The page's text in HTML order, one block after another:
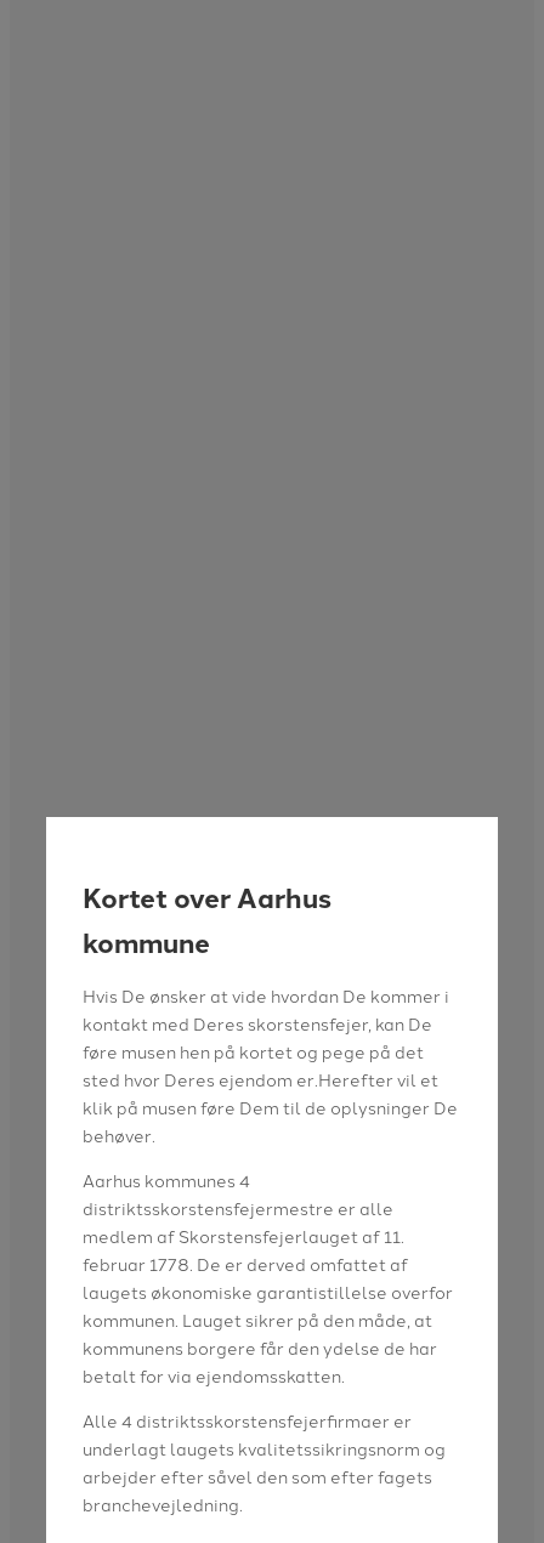
Kortet over Aarhus
kommune
Hvis De ønsker at vide hvordan De kommer i
kontakt med Deres skorstensfejer, kan De
føre musen hen på kortet og pege på det
sted hvor Deres ejendom er.Herefter vil et
klik på musen føre Dem til de oplysninger De
behøver.
Aarhus kommunes 4
distriktsskorstensfejermestre er alle
medlem af Skorstensfejerlauget af 11.
februar 1778. De er derved omfattet af
laugets økonomiske garantistillelse overfor
kommunen. Lauget sikrer på den måde, at
kommunens borgere får den ydelse de har
betalt for via ejendomsskatten.
Alle 4 distriktsskorstensfejerfirmaer er
underlagt laugets kvalitetssikringsnorm og
arbejder efter såvel den som efter fagets
branchevejledning.